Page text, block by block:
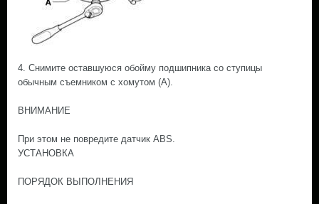
4. Снимите оставшуюся обойму подшипника со ступицы
обычным съемником с хомутом (А).
ВНИМАНИЕ
При этом не повредите датчик ABS.
УСТАНОВКА
ПОРЯДОК ВЫПОЛНЕНИЯ